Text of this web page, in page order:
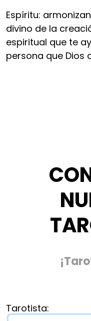
Espíritu:
divino de la
espiritual que te
persona que Dios
Tarotista: